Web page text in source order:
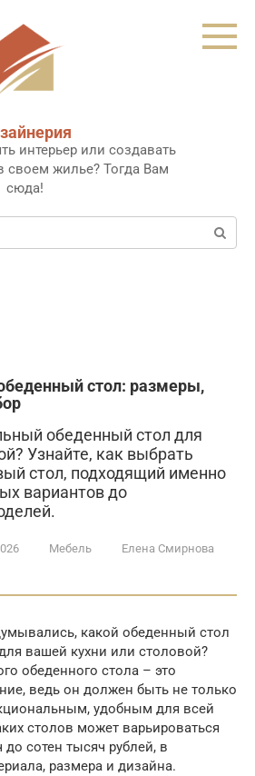
интерьер или создавать
жилье? Тогда Вам
сюда!
стол: размеры,
обеденный стол для
Узнайте, как выбрать
стол, подходящий именно
вариантов до
Мебель Елена Смирнова
какой обеденный стол
вашей кухни или столовой?
обеденного стола – это
ведь он должен быть не только
удобным для всей
столов может варьироваться
сотен тысяч рублей, в
размера и дизайна.